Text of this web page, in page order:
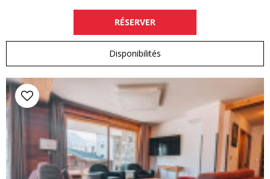
RÉSERVER
Disponibilités